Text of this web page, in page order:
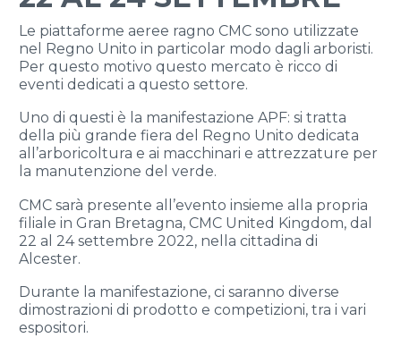
Le piattaforme aeree ragno CMC sono utilizzate
nel Regno Unito in particolar modo dagli arboristi.
Per questo motivo questo mercato è ricco di
eventi dedicati a questo settore.
Uno di questi è la manifestazione APF: si tratta
della più grande fiera del Regno Unito dedicata
all’arboricoltura e ai macchinari e attrezzature per
la manutenzione del verde.
CMC sarà presente all’evento insieme alla propria
filiale in Gran Bretagna, CMC United Kingdom, dal
22 al 24 settembre 2022, nella cittadina di
Alcester.
Durante la manifestazione, ci saranno diverse
dimostrazioni di prodotto e competizioni, tra i vari
espositori.